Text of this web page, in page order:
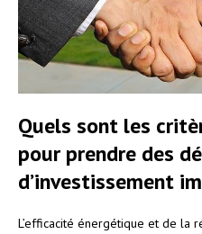
Quels sont les
pour prendre des
d’investissement
L’efficacité énergétique et de la